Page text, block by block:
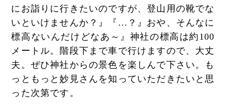
にお詣りに行きたいのですが、登山用の靴でな
いといけませんか？』『…？』おや、そんなに
標高ないんだけどなあ～』神社の標高は約100
メートル。階段下まで車で行けますので、大丈
夫。ぜひ神社からの景色を楽しんで下さい。も
っともっと妙見さんを知っていただきたいと思
った次第です。